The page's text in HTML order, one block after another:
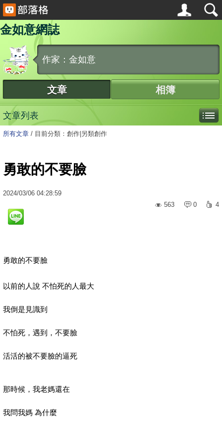
金如意網誌
作家：金如意
文章 相簿
文章列表
所有文章 / 目前分類：創作|另類創作
勇敢的不要臉
2024/03/06 04:28:59
563
0 4
勇敢的不要臉
以前的人說 不怕死的人最大
我倒是見識到
不怕死，遇到，不要臉
活活的被不要臉的逼死
那時候，我老媽還在
我問我媽 為什麼